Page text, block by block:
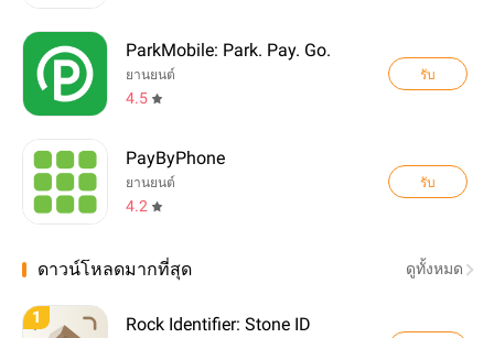
ParkMobile: Park. Pay. Go.
ยานยนต์
4.5
รับ
PayByPhone
ยานยนต์
4.2
รับ
ดาวน์โหลดมากที่สุด ดูทั้งหมด
1 Rock Identifier: Stone ID